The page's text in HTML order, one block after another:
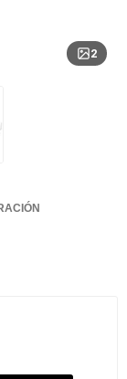
2